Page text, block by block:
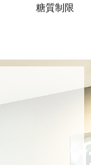
糖質制限